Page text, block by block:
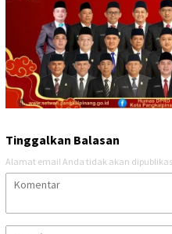
Tinggalkan Balasan
Alamat email Anda tidak akan